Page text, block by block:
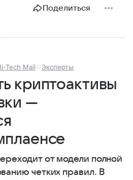
Поделиться
Tech Mail Эксперты
криптоактивы
—
от модели полной
четких правил. В